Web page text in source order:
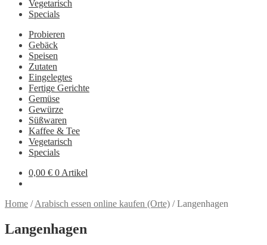
Vegetarisch
Specials
Probieren
Gebäck
Speisen
Zutaten
Eingelegtes
Fertige Gerichte
Gemüse
Gewürze
Süßwaren
Kaffee & Tee
Vegetarisch
Specials
0,00 € 0 Artikel
Home /Arabisch essen online kaufen (Orte) /Langenhagen
Langenhagen